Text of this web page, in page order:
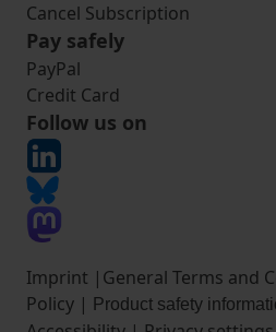
Cancel Subscription
Pay safely
PayPal
Credit Card
Follow us on
Imprint | General Terms and
Policy | Product safety